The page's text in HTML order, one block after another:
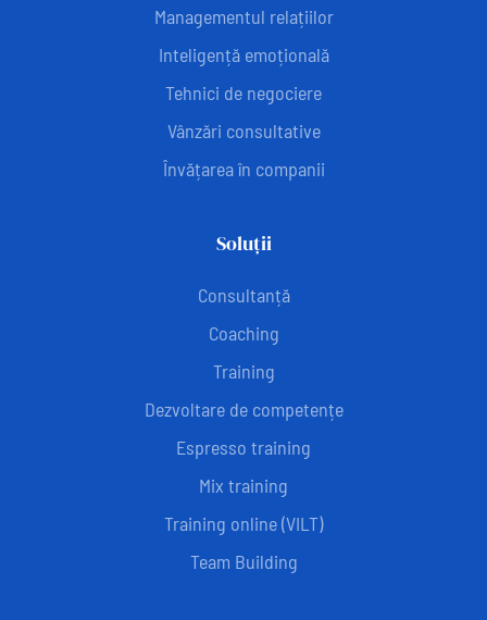
Managementul relațiilor
Inteligență emoțională
Tehnici de negociere
Vânzări consultative
Învățarea în companii
Soluții
Consultanță
Coaching
Training
Dezvoltare de competențe
Espresso training
Mix training
Training online (VILT)
Team Building